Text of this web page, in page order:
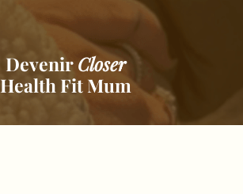
DevenirCloser
Health Fit Mum